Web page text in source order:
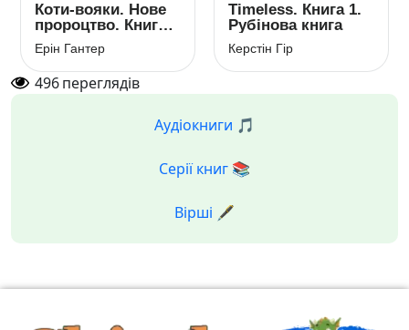
Коти-вояки. Нове
пророцтво. Книга
2. Сходить місяць
Ерін Гантер
Timeless. Книга 1.
Рубінова книга
Керстін Гір
496переглядів
Аудіокниги 🎵
Серії книг 📚
Вірші 🖋️